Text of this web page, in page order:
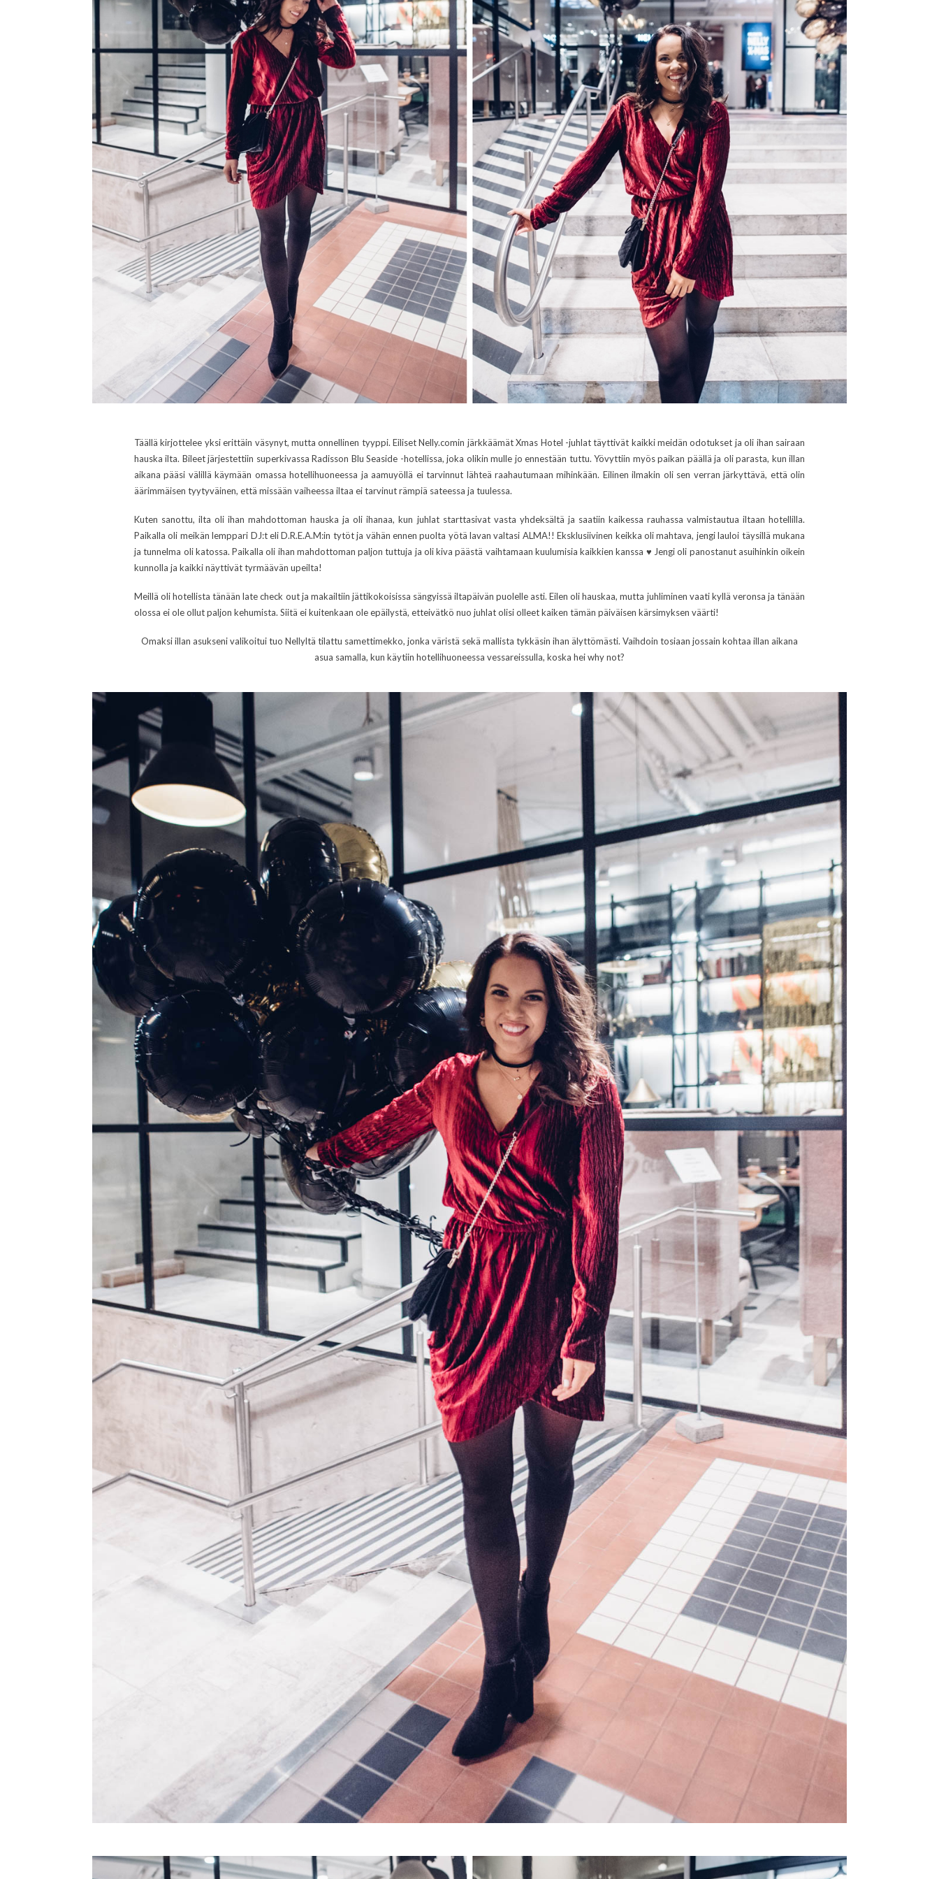
Täällä kirjottelee yksi erittäin väsynyt, mutta onnellinen tyyppi. Eiliset Nelly.comin järkkäämät Xmas Hotel -juhlat täyttivät kaikki meidän odotukset ja oli ihan sairaan
hauska ilta. Bileet järjestettiin superkivassa Radisson Blu Seaside -hotellissa, joka olikin mulle jo ennestään tuttu. Yövyttiin myös paikan päällä ja oli parasta, kun illan
aikana pääsi välillä käymään omassa hotellihuoneessa ja aamuyöllä ei tarvinnut lähteä raahautumaan mihinkään. Eilinen ilmakin oli sen verran järkyttävä, että olin
äärimmäisen tyytyväinen, että missään vaiheessa iltaa ei tarvinut rämpiä sateessa ja tuulessa.
Kuten sanottu, ilta oli ihan mahdottoman hauska ja oli ihanaa, kun juhlat starttasivat vasta yhdeksältä ja saatiin kaikessa rauhassa valmistautua iltaan hotellilla.
Paikalla oli meikän lemppari DJ:t eli D.R.E.A.M:in tytöt ja vähän ennen puolta yötä lavan valtasi ALMA!! Eksklusiivinen keikka oli mahtava, jengi lauloi täysillä mukana
ja tunnelma oli katossa. Paikalla oli ihan mahdottoman paljon tuttuja ja oli kiva päästä vaihtamaan kuulumisia kaikkien kanssa ♥ Jengi oli panostanut asuihinkin oikein
kunnolla ja kaikki näyttivät tyrmäävän upeilta!
Meillä oli hotellista tänään late check out ja makailtiin jättikokoisissa sängyissä iltapäivän puolelle asti. Eilen oli hauskaa, mutta juhliminen vaati kyllä veronsa ja tänään
olossa ei ole ollut paljon kehumista. Siitä ei kuitenkaan ole epäilystä, etteivätkö nuo juhlat olisi olleet kaiken tämän päiväisen kärsimyksen väärti!
Omaksi illan asukseni valikoitui tuo Nellyltä tilattu samettimekko, jonka väristä sekä mallista tykkäsin ihan älyttömästi. Vaihdoin tosiaan jossain kohtaa illan aikana
asua samalla, kun käytiin hotellihuoneessa vessareissulla, koska hei why not?